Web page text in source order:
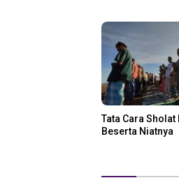
Tata Cara
Beserta Niatnya